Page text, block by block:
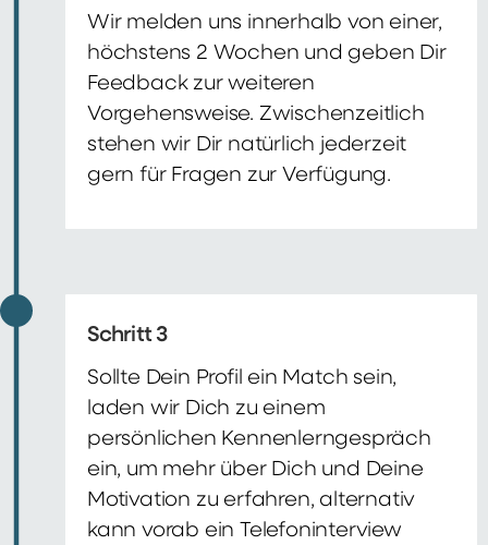
Wir melden uns innerhalb von einer,
höchstens 2 Wochen und geben Dir
Feedback zur weiteren
Vorgehensweise. Zwischenzeitlich
stehen wir Dir natürlich jederzeit
gern für Fragen zur Verfügung.
Schritt 3
Sollte Dein Profil ein Match sein,
laden wir Dich zu einem
persönlichen Kennenlerngespräch
ein, um mehr über Dich und Deine
Motivation zu erfahren, alternativ
kann vorab ein Telefoninterview